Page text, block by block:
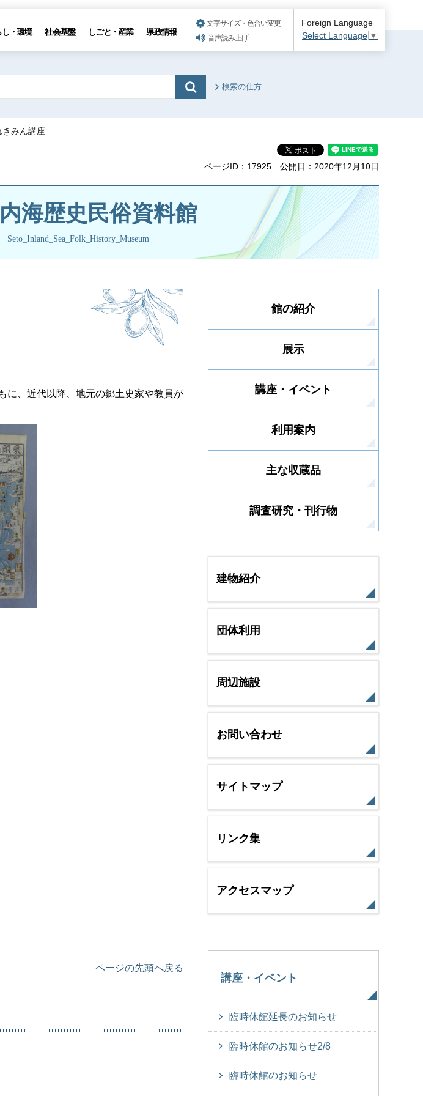
し・環境 社会基盤 しごと・産業 県政情報
文字サイズ・色合い変更
音声読み上げ
Foreign Language
Select Language ▼
検索の仕方
きみん講座
ページID：17925 公開日：2020年12月10日
海歴史民俗資料館
Seto_Inland_Sea_Folk_History_Museum
に、近代以降、地元の郷土史家や教員が
ページの先頭へ戻る
館の紹介
展示
講座・イベント
利用案内
主な収蔵品
調査研究・刊行物
建物紹介
団体利用
周辺施設
お問い合わせ
サイトマップ
リンク集
アクセスマップ
講座・イベント
臨時休館延長のお知らせ
臨時休館のお知らせ2/8
臨時休館のお知らせ